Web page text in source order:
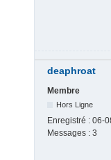
deaphroat
Membre
Hors Ligne
Enregistré : 06-
Messages : 3